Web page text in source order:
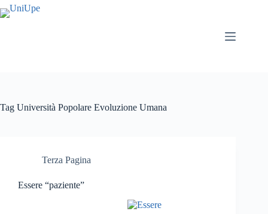
Salta
al
Tag Università Popolare Evoluzione Umana
Terza Pagina
Essere “paziente”